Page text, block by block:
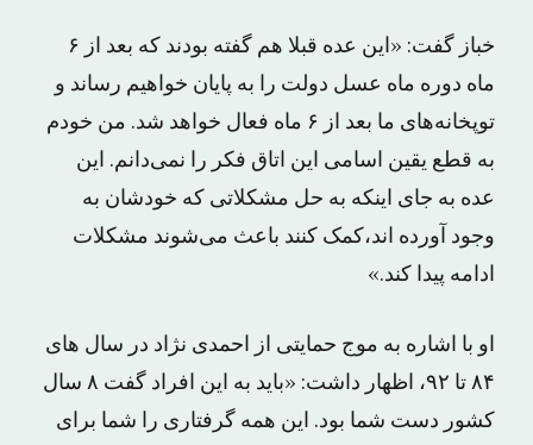
خباز گفت: «این عده قبلا هم گفته بودند که بعد از ۶
ماه دوره ماه عسل دولت را به پایان خواهیم رساند و
توپخانه‌های ما بعد از ۶ ماه فعال خواهد شد. من خودم
به قطع یقین اسامی این اتاق فکر را نمی‌دانم. این
عده به جای اینکه به حل مشکلاتی که خودشان به
وجود آورده اند،کمک کنند باعث می‌شوند مشکلات
ادامه پیدا کند.»
او با اشاره به موج حمایتی از احمدی نژاد در سال های
۸۴ تا ۹۲، اظهار داشت: «باید به این افراد گفت ۸ سال
کشور دست شما بود. این همه گرفتاری را شما برای